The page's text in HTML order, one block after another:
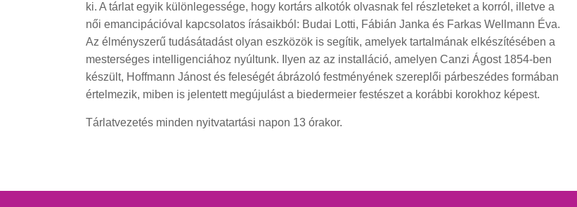
ki. A tárlat egyik különlegessége, hogy kortárs alkotók olvasnak fel részleteket a korról, illetve a
női emancipációval kapcsolatos írásaikból: Budai Lotti, Fábián Janka és Farkas Wellmann Éva.
Az élményszerű tudásátadást olyan eszközök is segítik, amelyek tartalmának elkészítésében a
mesterséges intelligenciához nyúltunk. Ilyen az az installáció, amelyen Canzi Ágost 1854-ben
készült, Hoffmann Jánost és feleségét ábrázoló festményének szereplői párbeszédes formában
értelmezik, miben is jelentett megújulást a biedermeier festészet a korábbi korokhoz képest.
Tárlatvezetés minden nyitvatartási napon 13 órakor.